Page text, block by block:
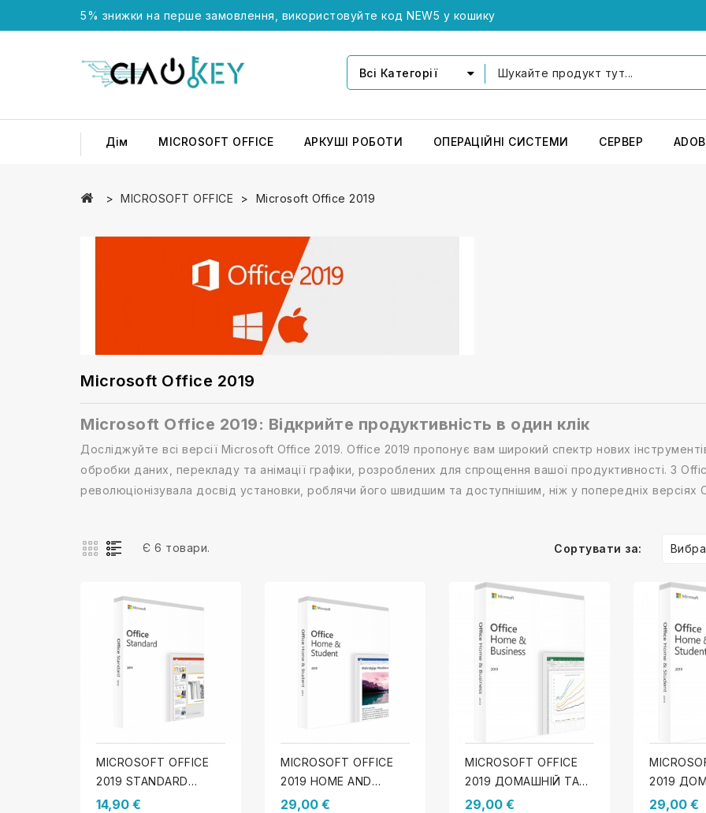
5% знижки на перше замовлення, використовуйте код NEW5 у кошику
Всі Категорії
Дім MICROSOFT OFFICE АРКУШІ РОБОТИ ОПЕРАЦІЙНІ СИСТЕМИ СЕРВЕР
MICROSOFT OFFICE Microsoft Office 2019
Microsoft Office 2019
Microsoft Office 2019: Відкрийте продуктивність в один клік
Досліджуйте всі версії Microsoft Office 2019. Office 2019 пропонує вам широкий спектр нових
обробки даних, перекладу та анімації графіки, розроблених для спрощення вашої продуктивності. З
революціонізувала досвід установки, роблячи його швидшим та доступнішим, ніж у попередніх версіях
Є 6 товари. Сортувати за:
MICROSOFT OFFICE
2019 STANDARD
(WINDOWS)
14,90 €
MICROSOFT OFFICE
2019 HOME AND
STUDENT (MAC)
29,00 €
MICROSOFT OFFICE
2019 ДОМАШНІЙ ТА
БІЗНЕС (WINDOWS)
29,00 €
2019
29,00 €